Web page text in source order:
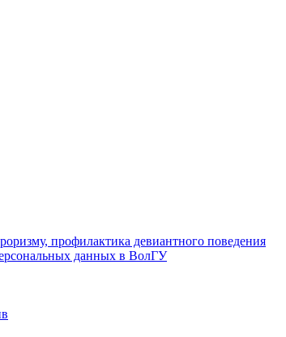
профилактика девиантного поведения
данных в ВолГУ